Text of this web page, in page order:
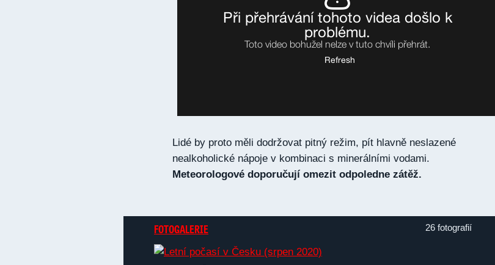
Lidé by proto měli dodržovat pitný režim, pít hlavně neslazené
nealkoholické nápoje v kombinaci s minerálními vodami.
Meteorologové doporučují omezit odpoledne zátěž.
FOTOGALERIE 26 fotografií